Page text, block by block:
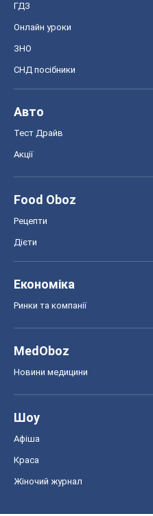
ГДЗ
Онлайн уроки
ЗНО
СНД посібники
Авто
Тест Драйв
Акції
Food Oboz
Рецепти
Дієти
Економіка
Ринки та компанії
MedOboz
Новини медицини
Шоу
Афіша
Краса
Жіночий журнал